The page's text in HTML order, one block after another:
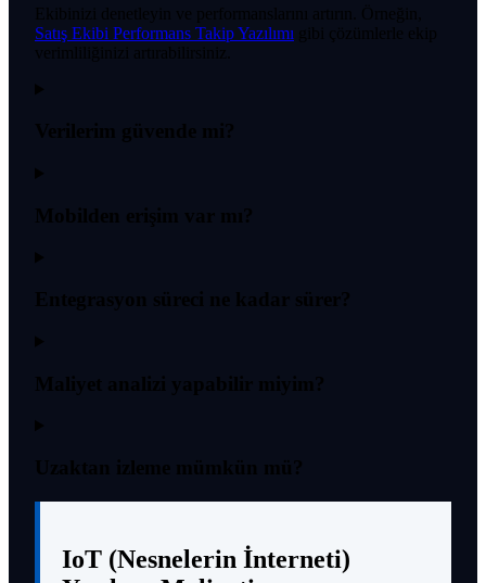
Ekibinizi denetleyin ve performanslarını artırın. Örneğin,
Satış Ekibi Performans Takip Yazılımı gibi çözümlerle ekip
verimliliğinizi artırabilirsiniz.
Verilerim güvende mi?
Mobilden erişim var mı?
Entegrasyon süreci ne kadar sürer?
Maliyet analizi yapabilir miyim?
Uzaktan izleme mümkün mü?
IoT (Nesnelerin İnterneti)